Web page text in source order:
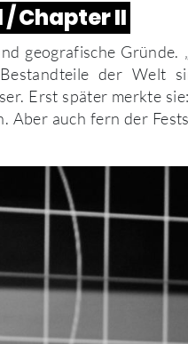
Chapter II
geografische Gründe.
der Welt
Erst später merkte
Aber auch fern der